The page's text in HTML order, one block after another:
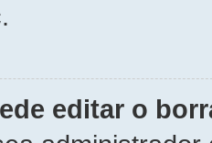
editar o